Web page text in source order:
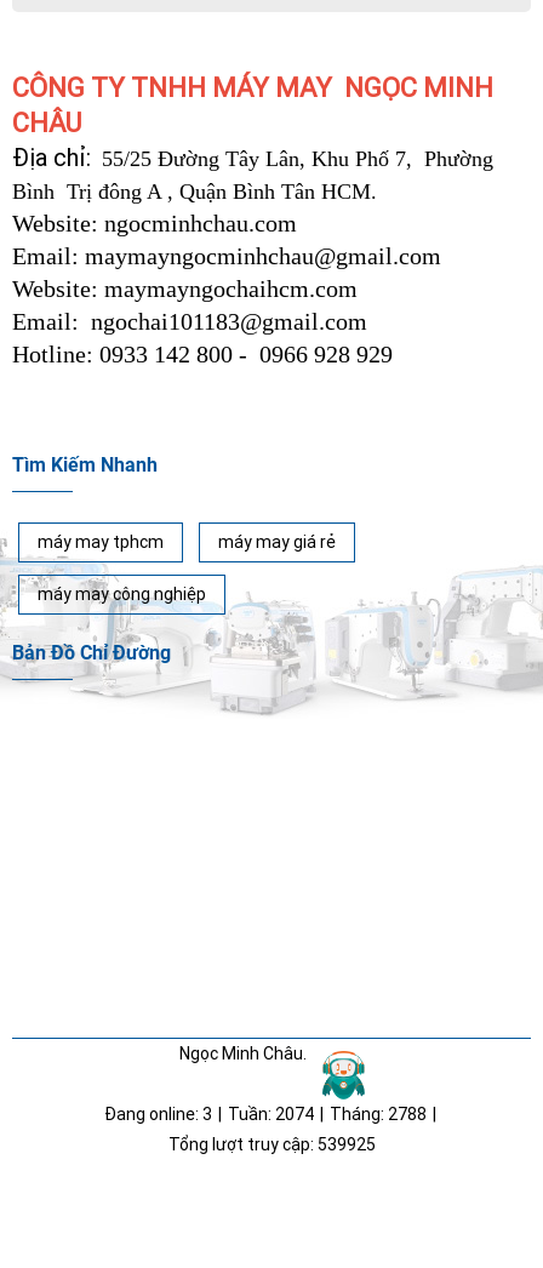
CÔNG TY TNHH MÁY MAY NGỌC MINH
CHÂU
Địa chỉ: 55/25 Đường Tây Lân, Khu Phố 7, Phường
Bình Trị đông A , Quận Bình Tân HCM.
Website: ngocminhchau.com
Email: maymayngocminhchau@gmail.com
Website: maymayngochaihcm.com
Email: ngochai101183@gmail.com
Hotline: 0933 142 800 - 0966 928 929
Tìm Kiếm Nhanh
máy may tphcm máy may giá rẻ
máy may công nghiệp
Bản Đồ Chỉ Đường
Ngọc Minh Châu.
Đang online: 3 Tuần: 2074 Tháng: 2788
Tổng lượt truy cập: 539925